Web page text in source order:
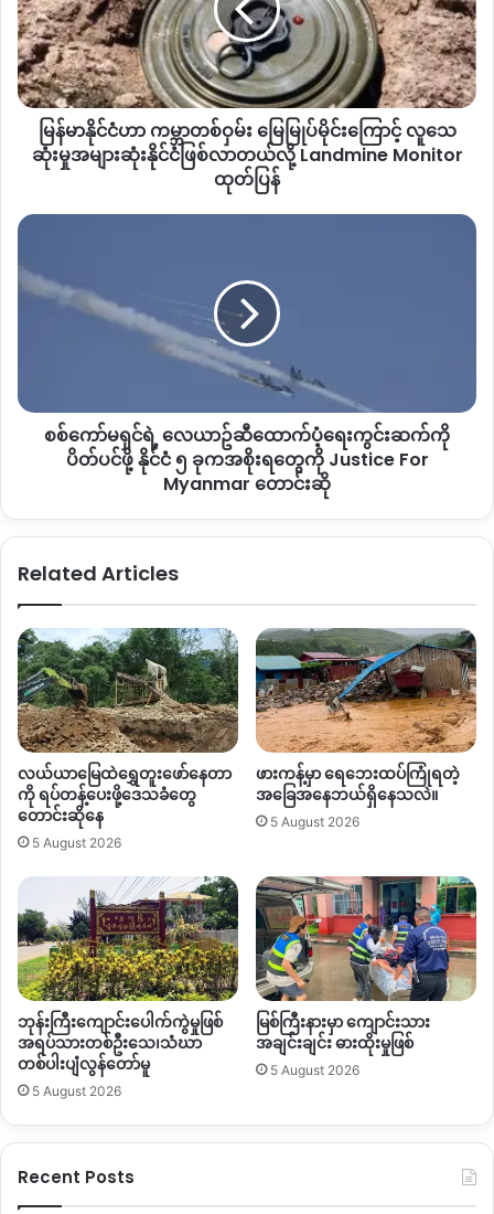
ပွဲကိုမဖြစ်ဖြစ်အောင်လုပ်ဆောင်ပေးဖို့ ဒေသခံရိုးရာအဖွဲ့
ကို ဆက်လက်တွန်းအားပေးခဲ့ကာ လိုအပ်တဲ့မနောအိမ်တော်
တည်ဆောက်ဖို့အတွက်လည်း မတင်ငွေ တရုတ်ယွမ် ၂ သိန်းကို
လည်းMNDAAဘက်ကကူညီပေးခဲ့တာလို့ ဆိုပါတယ်။
အဲဒါကြောင့် မုံးကိုးမနောအိမ်တော်ဖွင့်ပွဲအဖြစ်
ပြည်သူလူထုတွေလည်း စည်စည်ကားကား
မနောပွဲတော်ကြီးကို ပြုလုပ်ကျင့်ပခဲ့ခြင်းဖြစ်တယ်လို့
“မီဒီယာတွေပေါ်မှာ ပျံ့နေတာကတော့ ကိုးကန့်တွေရဲ့ အောင်ပွဲ မနော
ဘာညာဆိုပြီး ရေးကြတာ၊ သတင်းဖျန့်ကြတာတွေ့တယ်။
တစ်ဖက် ကိုးကန့်ဘက်က ကူညီတာတော့ ရှိတယ်လေ ဒါပေမဲ့ကိုး
ကန့်ဘက်ကတွေးရင်တော့ သူတို့ရဲ့အောင်ပွဲလို့
သိဘူးပေါ့။ ကချင်ရိုးရာအဖွဲ့ကဦးဆောင်ပြုလုပ်တာကတော့ ဒီပွဲ
အကကိုလည်း ဝိုင်းဖွဲ့ကပြီး
တယ်”မုံးကိုးဒေသခံကဆက်ပြောပါတယ်။
မုံးကိုးမြို့မှာရှိနေတဲ့ ဒီမနောတိုင်ဟာAD 2000နှစ်ရှေ့
ပိုင်း ပေါ်ပေါက်ခဲ့တဲ့ မုန်ဆာလ ဦးဆောင်တဲ့MDAလက်နက်ကိုင်
တော်လှန်ရေးအဖွဲ့ကMDAဖွဲ့စည်းတာ ၅ နှစ်ပြည့် မနောပွဲလုပ်
ဖို့ တည်ဆောက်ခဲ့တဲ့မနောတိုင်ဖြစ်ပါတယ်။
ဒါပေမဲ့ မနောပွဲမဖြစ်မြောက်ခင်မှာပဲ စစ်တပ်သွေးခွဲမှု
ကြောင့်MDA
ပြည်သူ့စစ်အဖြစ်ဘက်ပြောင်းသွားကြ
လည်း ဖြစ်ပါတယ်။
မုံးကိုးမြို့ကို ကိုးကန့်MNDAAစတင်ဝင်သိမ်းခဲ့တဲ့အချိန်ကစပြီး ဒီ
မြို့ထဲကိုKIOရဲ့ အုပ်ချူပ်ရေးယန္တရားတွေလည်း လည်ပတ်ခွင့်မ
ပေးသလို ကချင်ရိုးရာယဉ်ကျေးမှုအဖွဲ့နဲ့ သက်ဆိုင်တဲ့ မနောကွင်း
နယ်မြေတွေ ၊ ရိုးရာယဉ်ကျေးမှုနဲ့သက်ဆိုင်တဲ့
လုပ်ငန်းတွေကို
လည်းMNDAAကအခွင့်အာဏာအပြည့်အ၀မပေးတော့ပဲ ထိန်းချူ
ပ်လိုက်တာဖြစ်ပါတယ်။
By – ဂျာဘောက်ရာ
ဝှမ်း
မြေ
မြုပ်
မိုင်း
ကြောင့်
လူသေ
ဆုံး
ဆုံး
ဖြစ်လာ
တယ်
ပြန်
မြန်မာနိုင်ငံဟာ ကမ္ဘာတစ်ဝှမ်း မြေမြုပ်မိုင်းကြောင့် လူသေ
ဆုံးမှုအများဆုံးနိုင်ငံဖြစ်လာတယ်လို့ Landmine Monitor
ထုတ်ပြန်
စစ်
ရဲ့
လေ
ရေး
ကွင်းဆက်
၅
အစိုးရ
တွေ
ကို
Justice
For
Myanmar
တောင်း
ဆို
စစ်ကော်မရှင်ရဲ့ လေယာဥ်ဆီထောက်ပံ့ရေးကွင်းဆက်ကို
ပိတ်ပင်ဖို့ နိုင်ငံ ၅ ခုကအစိုးရတွေကို Justice For
Myanmar တောင်းဆို
Related Articles
လယ်ယာမြေထဲရွှေတူးဖော်နေတာ
ကို ရပ်တန့်ပေးဖို့ဒေသခံတွေ
တောင်းဆိုနေ
5 August 2026
ဖားကန့်မှာ ရေဘေးထပ်ကြုံရတဲ့
အခြေအနေဘယ်ရှိနေသလဲ။
5 August 2026
ဘုန်းကြီးကျောင်းပေါက်ကွဲမှုဖြစ်
အရပ်သားတစ်ဦးသေ၊သံဃာ
တစ်ပါးပျံလွန်တော်မူ
5 August 2026
မြစ်ကြီးနားမှာ ကျောင်းသား
အချင်းချင်း ဓားထိုးမှုဖြစ်
5 August 2026
Recent Posts